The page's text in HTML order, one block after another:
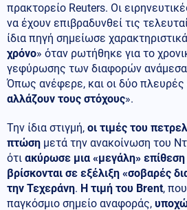
πρακτορείο Reuters. Οι
να έχουν επιβραδυνθεί τις
ίδια πηγή σημείωσε
χρόνο» όταν ρωτήθηκε για το
γεφύρωσης των διαφορών ανάμεσα
Όπως ανέφερε, και οι δύο πλευρές
αλλάζουν τους στόχους».
Την ίδια στιγμή, οι τιμές του
πτώση μετά την ανακοίνωση του
ότι ακύρωσε μια «μεγάλη»
βρίσκονται σε εξέλιξη «σοβαρές
την Τεχεράνη. Η τιμή του Brent,
παγκόσμιο σημείο αναφοράς,